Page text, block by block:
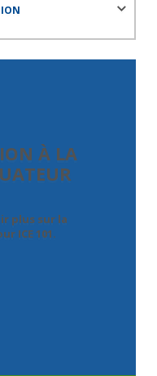
À LA
plus sur la
ICE 101.